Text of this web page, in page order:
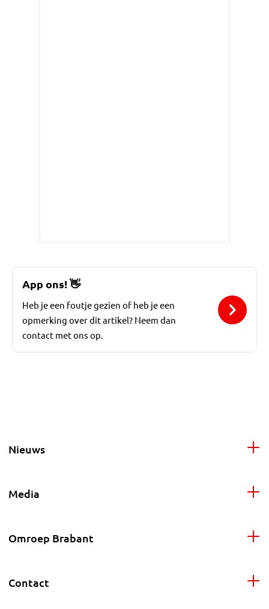
App ons!👋
Heb je een foutje gezien of heb je een
opmerking over dit artikel? Neem dan
contact met ons op.
Nieuws
Media
Omroep Brabant
Contact